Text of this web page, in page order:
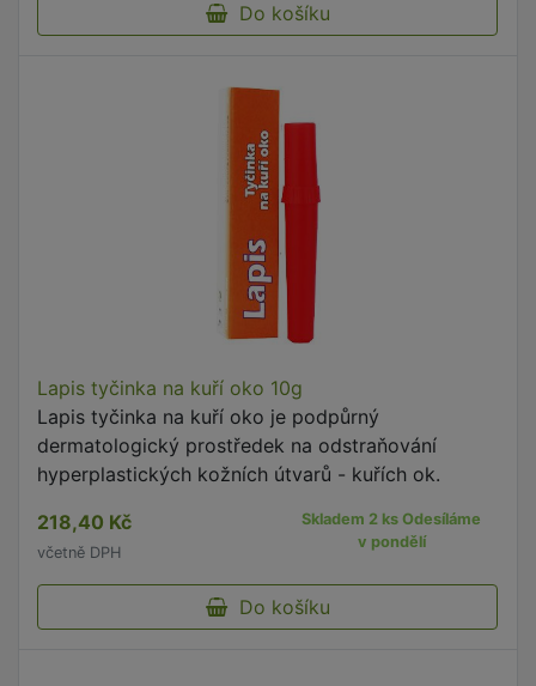
Do košíku
Lapis tyčinka na kuří oko 10g
Lapis tyčinka na kuří oko je podpůrný
dermatologický prostředek na odstraňování
hyperplastických kožních útvarů - kuřích ok.
218,40 Kč
včetně DPH
Skladem 2 ks Odesíláme
v pondělí
Do košíku